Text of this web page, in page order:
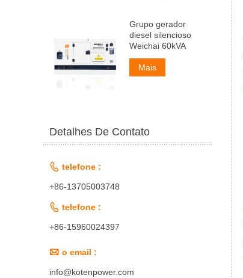
Grupo gerador
diesel silencioso
Weichai 60kVA
Mais
Detalhes De Contato
 telefone :
+86-13705003748
 telefone :
+86-15960024397
 o email :
info@kotenpower.com